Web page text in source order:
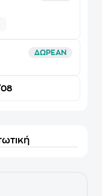
ΔΩΡΕΑΝ
08